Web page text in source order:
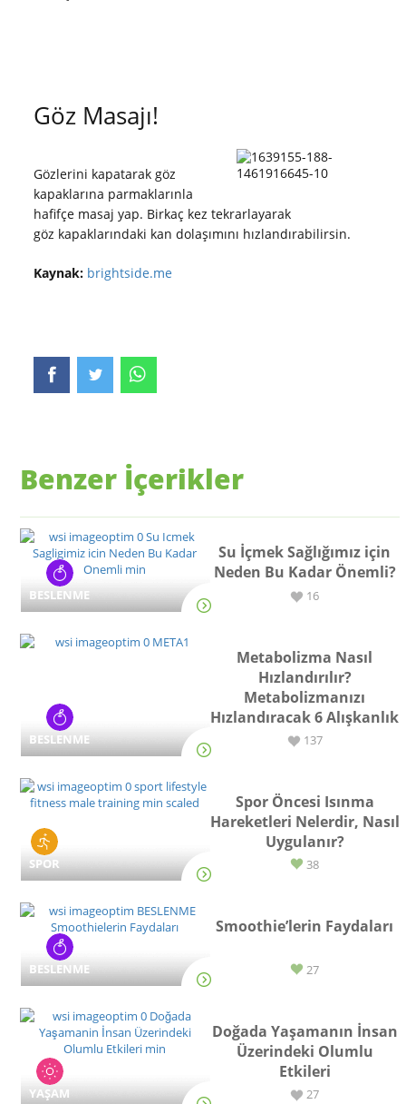
Göz Masajı!
Gözlerini kapatarak göz
kapaklarına parmaklarınla
hafifçe masaj yap. Birkaç kez tekrarlayarak
göz kapaklarındaki kan dolaşımını hızlandırabilirsin.
Kaynak: brightside.me
Benzer İçerikler
BESLENME
Su İçmek Sağlığımız için
Neden Bu Kadar Önemli?
16
BESLENME
Metabolizma Nasıl
Hızlandırılır?
Metabolizmanızı
Hızlandıracak 6 Alışkanlık
137
SPOR
Spor Öncesi Isınma
Hareketleri Nelerdir, Nasıl
Uygulanır?
38
BESLENME
Smoothie’lerin Faydaları
27
YAŞAM
Doğada Yaşamanın İnsan
Üzerindeki Olumlu
Etkileri
27